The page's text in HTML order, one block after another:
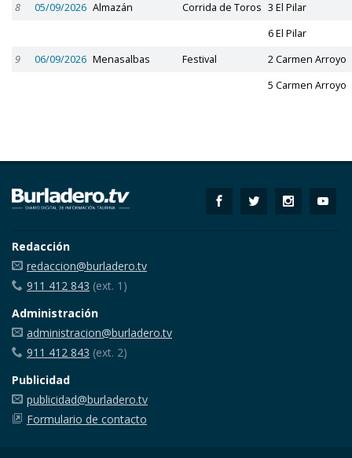
8
05/09/2026 Almazán Corrida de Toros 3 El Pilar
6 El Pilar
9
06/09/2026 Menasalbas Festival
2 Carmen Arroyo
5 Carmen Arroyo
Redacción
redaccion@burladero.tv
911 412 843 (ext. 1)
Administración
administracion@burladero.tv
911 412 843 (ext. 2)
Publicidad
publicidad@burladero.tv
Formulario de contacto